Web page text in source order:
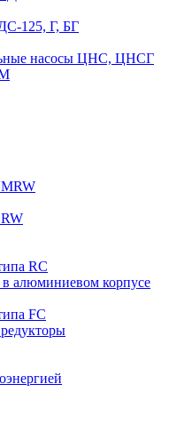
125, Г, БГ
насосы ЦНС, ЦНСГ
RC
алюминиевом корпусе
FC